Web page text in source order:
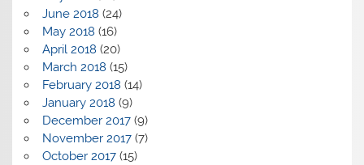
June 2018 (24)
May 2018 (16)
April 2018 (20)
March 2018 (15)
February 2018 (14)
January 2018 (9)
December 2017(9)
November 2017(7)
October 2017(15)